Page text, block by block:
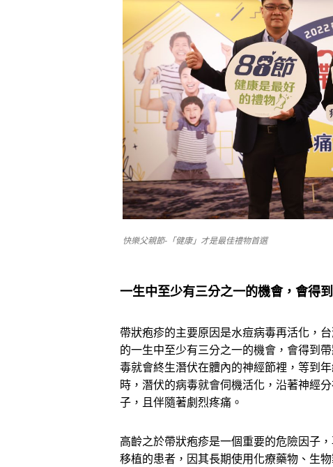
快樂父親節-「健康」才是最佳禮物首選
一生中至少有三分之一的機會，會得
帶狀疱疹的主要原因是水痘病毒再活化，
的一生中至少有三分之一的機會，會得到
毒就會終生潛伏在體內的神經節裡，等到
時，潛伏的病毒就會伺機活化，沿著神經
子，且伴隨著劇烈疼痛。
高齡之於帶狀疱疹是一個重要的危險因子
移植的患者，因其長期使用化療藥物、生